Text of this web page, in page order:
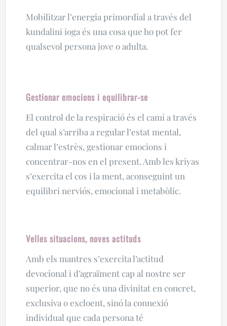
Mobilitzar l’energia primordial a través del
kundalini ioga és una cosa que ho pot fer
qualsevol persona jove o adulta.
Gestionar emocions i equilibrar-se
El control de la respiració és el camí a través
del qual s’arriba a regular l’estat mental,
calmar l’estrès, gestionar emocions i
concentrar-nos en el present. Amb les kriyas
s’exercita el cos i la ment, aconseguint un
equilibri nerviós, emocional i metabòlic.
Velles situacions, noves actituds
Amb els mantres s’exercita l’actitud
devocional i d’agraïment cap al nostre ser
superior, que no és una divinitat en concret,
exclusiva o excloent, sinó la connexió
individual que cada persona té